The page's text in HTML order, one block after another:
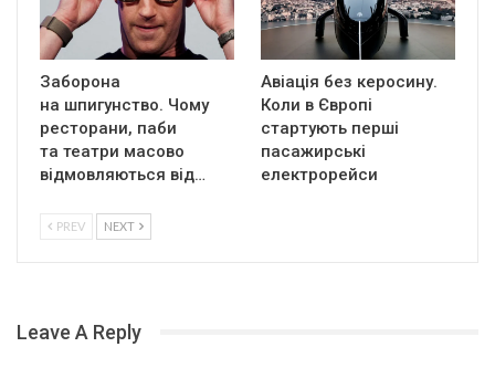
Заборона
на шпигунство. Чому
ресторани, паби
та театри масово
відмовляються від…
Авіація без керосину.
Коли в Європі
стартують перші
пасажирські
електрорейси
PREV NEXT
Leave A Reply